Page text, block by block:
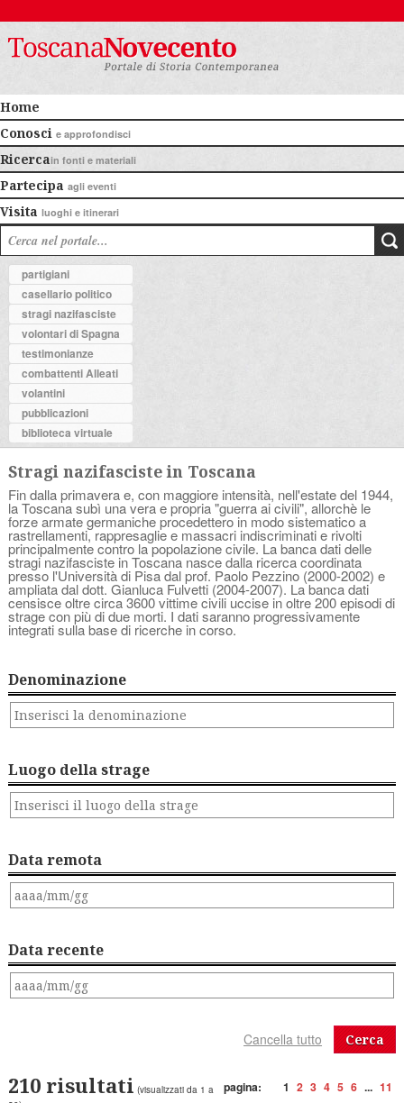
Home
Conosci e approfondisci
Ricercain fonti e materiali
Partecipa agli eventi
Visita luoghi e itinerari
partigiani
casellario politico
stragi nazifasciste
volontari di Spagna
testimonianze
combattenti Alleati
volantini
pubblicazioni
biblioteca virtuale
Stragi nazifasciste in Toscana
Fin dalla primavera e, con maggiore intensità, nell'estate del 1944,
la Toscana subì una vera e propria "guerra ai civili", allorchè le
forze armate germaniche procedettero in modo sistematico a
rastrellamenti, rappresaglie e massacri indiscriminati e rivolti
principalmente contro la popolazione civile. La banca dati delle
stragi nazifasciste in Toscana nasce dalla ricerca coordinata
presso l'Università di Pisa dal prof. Paolo Pezzino (2000-2002) e
ampliata dal dott. Gianluca Fulvetti (2004-2007). La banca dati
censisce oltre circa 3600 vittime civili uccise in oltre 200 episodi di
strage con più di due morti. I dati saranno progressivamente
integrati sulla base di ricerche in corso.
Denominazione
Luogo della strage
Data remota
Data recente
Cerca
pagina: 1 2 3 4 5 6 ... 11
210 risultati (visualizzati da 1 a